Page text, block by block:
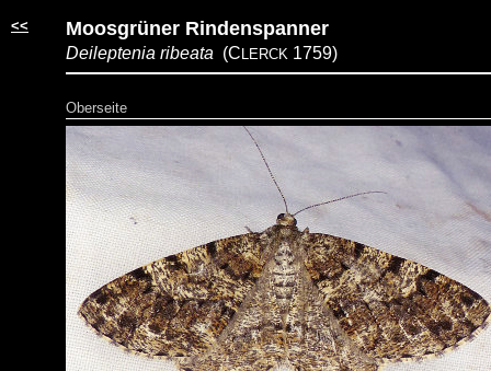
<< Moosgrüner Rindenspanner
Deileptenia ribeata (C LERCK 1759)
Oberseite